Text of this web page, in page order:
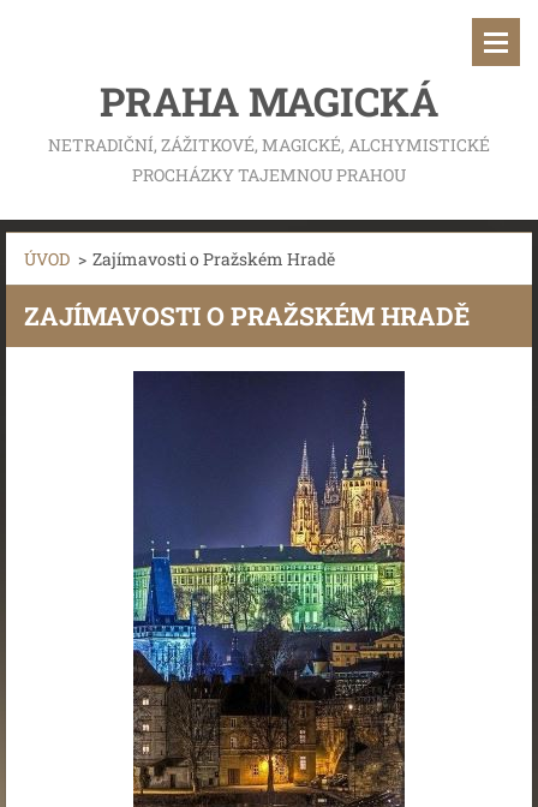
PRAHA MAGICKÁ
NETRADIČNÍ, ZÁŽITKOVÉ, MAGICKÉ, ALCHYMISTICKÉ
PROCHÁZKY TAJEMNOU PRAHOU
ÚVOD > Zajímavosti o Pražském Hradě
ZAJÍMAVOSTI O PRAŽSKÉM HRADĚ